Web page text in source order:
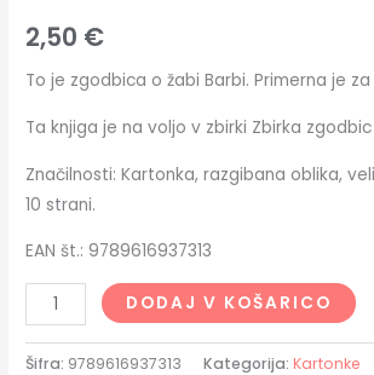
2,50 €
To je zgodbica o žabi Barbi. Primerna je
Ta knjiga je na voljo v zbirki Zbirka zgodbic
Značilnosti: Kartonka, razgibana oblika,
10 strani.
EAN št.: 9789616937313
DODAJ V KOŠARICO
Šifra: 9789616937313 Kategorija: Kartonke